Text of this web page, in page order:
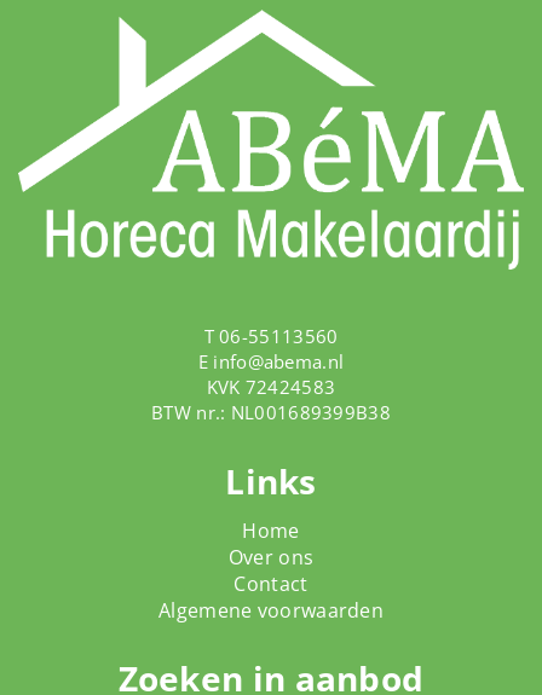
T 06-55113560
E info@abema.nl
KVK 72424583
BTW nr.: NL001689399B38
Links
Home
Over ons
Contact
Algemene voorwaarden
Zoeken in aanbod